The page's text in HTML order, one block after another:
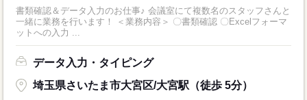
書類確認＆データ入力のお仕事♪ 会議室にて複数名のスタッフさんと
一緒に業務を行います！ ＜業務内容＞ 〇書類確認 〇Excelフォーマ
データ入力・タイピング
埼玉県さいたま市大宮区/大宮駅（徒歩 5分）